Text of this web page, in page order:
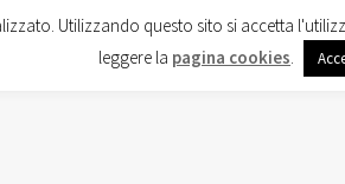
Utilizzando questo sito si accetta
leggere la pagina cookies.